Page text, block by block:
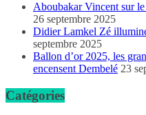
Aboubakar Vincent sur
26 septembre 2025
Didier Lamkel Zé
septembre 2025
Ballon d’or 2025, les
encensent Dembelé 23
Catégories